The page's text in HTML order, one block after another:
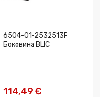
6504-01-2532513P
Боковина BLIC
114,49 €